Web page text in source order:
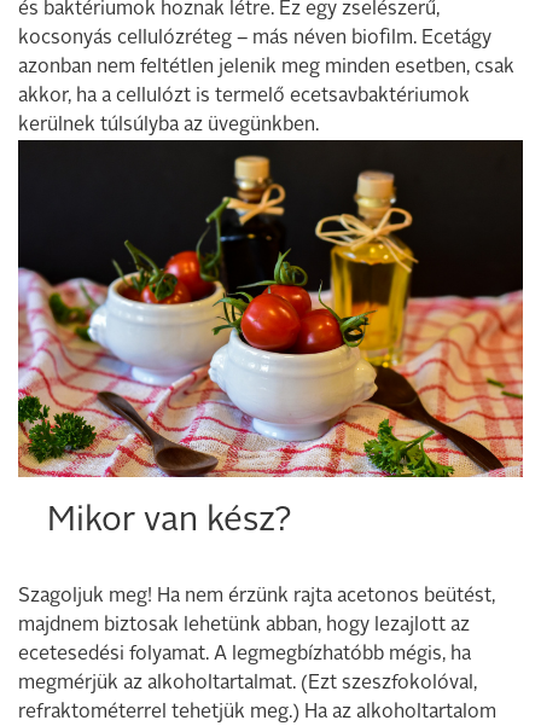
és baktériumok hoznak létre. Ez egy zselészerű,
kocsonyás cellulózréteg – más néven biofilm. Ecetágy
azonban nem feltétlen jelenik meg minden esetben, csak
akkor, ha a cellulózt is termelő ecetsavbaktériumok
kerülnek túlsúlyba az üvegünkben.
Mikor van kész?
Szagoljuk meg! Ha nem érzünk rajta acetonos beütést,
majdnem biztosak lehetünk abban, hogy lezajlott az
ecetesedési folyamat. A legmegbízhatóbb mégis, ha
megmérjük az alkoholtartalmat. (Ezt szeszfokolóval,
refraktométerrel tehetjük meg.) Ha az alkoholtartalom